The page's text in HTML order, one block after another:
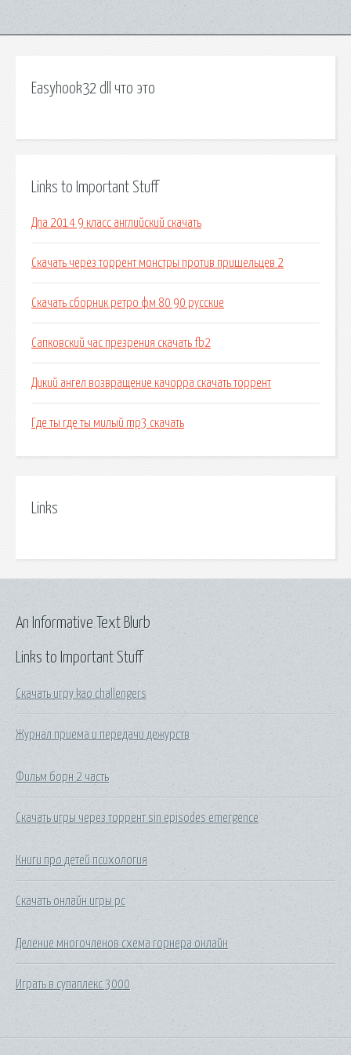
Easyhook32 dll что это
Links to Important Stuff
Дпа 2014 9 класс английский скачать
Скачать через торрент монстры против пришельцев 2
Скачать сборник ретро фм 80 90 русские
Сапковский час презрения скачать fb2
Дикий ангел возвращение качорра скачать торрент
Где ты где ты милый mp3 скачать
Links
Links to Important Stuff
Скачать игру kao challengers
Журнал приема и передачи дежурств
Фильм борн 2 часть
Скачать игры через торрент sin episodes emergence
Книги про детей психология
Скачать онлайн игры рс
Деление многочленов схема горнера онлайн
Играть в супаплекс 3000
An Informative Text Blurb